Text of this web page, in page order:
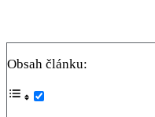
Obsah článku: